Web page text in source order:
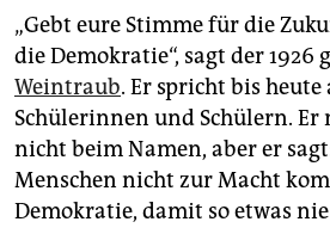
„Gebt eure Stimme für die
die Demokratie“, sagt der 1926
Weintraub. Er spricht bis heute
Schülerinnen und Schülern.
nicht beim Namen, aber er
Menschen nicht zur Macht
Demokratie, damit so etwas